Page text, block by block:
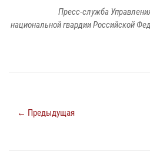
Пресс-служба
национальной гвардии Российской
← Предыдущая